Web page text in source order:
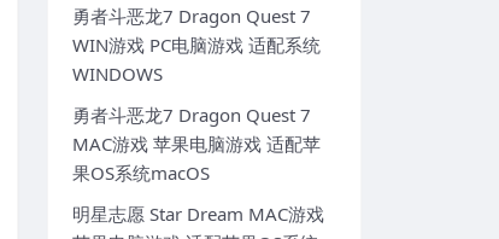
勇者斗恶龙7 Dragon Quest 7
WIN游戏 PC电脑游戏 适配系统
WINDOWS
勇者斗恶龙7 Dragon Quest 7
MAC游戏 苹果电脑游戏 适配苹
果OS系统macOS
明星志愿 Star Dream MAC游戏